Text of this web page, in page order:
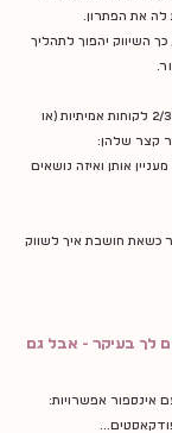
את הפתרון.
השיווק יהפוך לתהליך
נסי לחשוב על 2/3 לקוחות אמיתיות (או
קצר שלהן:
אותן ואיזה נושאים
כשאת חושבת איך לשווק
לך בעיקר - אבל גם
אינספור אפשרויות: